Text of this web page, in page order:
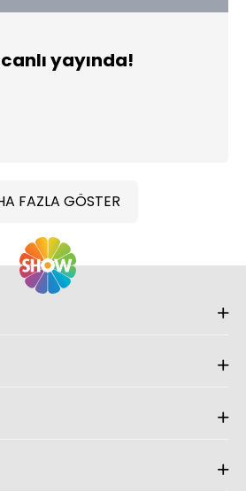
yayında!
FAZLA GÖSTER